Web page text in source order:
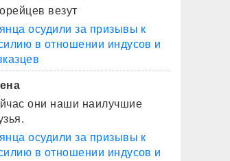
везут
осудили за призывы к
в отношении индусов и
они наши наилучшие
осудили за призывы к
в отношении индусов и